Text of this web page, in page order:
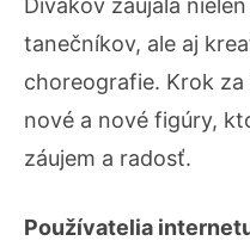
Divákov zaujala
tanečníkov, ale aj
choreografie. Krok
nové a nové figúry,
záujem a radosť.
Používatelia